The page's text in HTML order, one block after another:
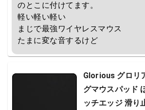
のとこに付けてます。
軽い軽い軽い
まじで最強ワイヤレスマウス
たまに変な音するけど
Glorious グロリ
グマウスパッド
ッチエッジ 滑り